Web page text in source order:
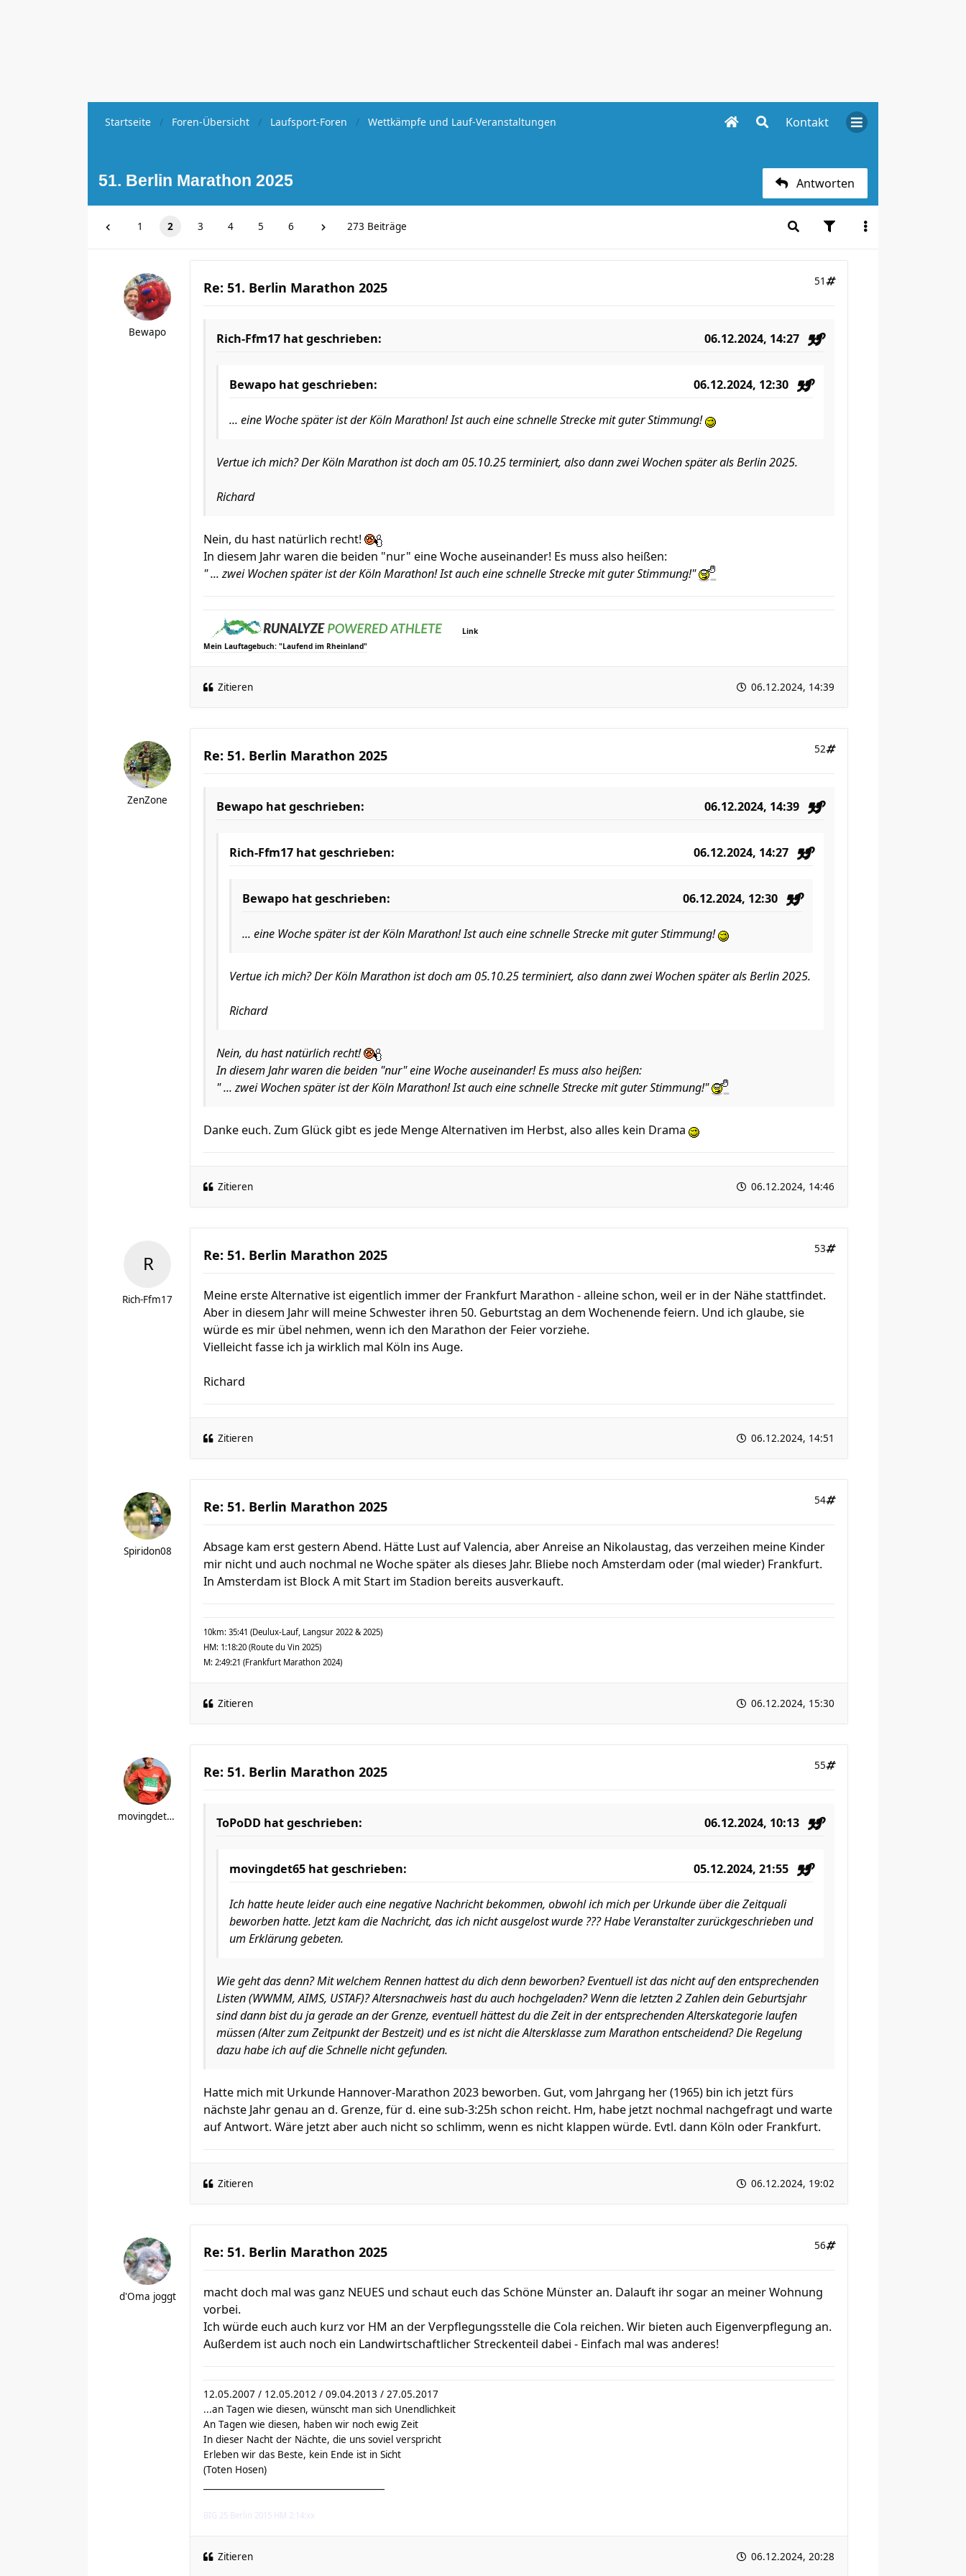
Kontakt
Startseite Foren-Übersicht Laufsport-Foren Wettkämpfe und Lauf-Veranstaltungen
51. Berlin Marathon 2025 Antworten
1 2 3 4 5 6 273 Beiträge
Bewapo
Re: 51. Berlin Marathon 2025 51
Rich-Ffm17 hat geschrieben: 06.12.2024, 14:27
Bewapo hat geschrieben: 06.12.2024, 12:30
... eine Woche später ist der Köln Marathon! Ist auch eine schnelle Strecke mit guter Stimmung!
Vertue ich mich? Der Köln Marathon ist doch am 05.10.25 terminiert, also dann zwei Wochen später als Berlin 2025.
Richard
Nein, du hast natürlich recht!
In diesem Jahr waren die beiden "nur" eine Woche auseinander! Es muss also heißen:
" ... zwei Wochen später ist der Köln Marathon! Ist auch eine schnelle Strecke mit guter Stimmung!"
Link
Mein Lauftagebuch: "Laufend im Rheinland"
Zitieren 06.12.2024, 14:39
ZenZone
Re: 51. Berlin Marathon 2025 52
Bewapo hat geschrieben: 06.12.2024, 14:39
Rich-Ffm17 hat geschrieben: 06.12.2024, 14:27
Bewapo hat geschrieben: 06.12.2024, 12:30
... eine Woche später ist der Köln Marathon! Ist auch eine schnelle Strecke mit guter Stimmung!
Vertue ich mich? Der Köln Marathon ist doch am 05.10.25 terminiert, also dann zwei Wochen später als Berlin 2025.
Richard
Nein, du hast natürlich recht!
In diesem Jahr waren die beiden "nur" eine Woche auseinander! Es muss also heißen:
" ... zwei Wochen später ist der Köln Marathon! Ist auch eine schnelle Strecke mit guter Stimmung!"
Danke euch. Zum Glück gibt es jede Menge Alternativen im Herbst, also alles kein Drama
Zitieren 06.12.2024, 14:46
Rich-Ffm17
Re: 51. Berlin Marathon 2025 53
Meine erste Alternative ist eigentlich immer der Frankfurt Marathon - alleine schon, weil er in der Nähe stattfindet.
Aber in diesem Jahr will meine Schwester ihren 50. Geburtstag an dem Wochenende feiern. Und ich glaube, sie
würde es mir übel nehmen, wenn ich den Marathon der Feier vorziehe.
Vielleicht fasse ich ja wirklich mal Köln ins Auge.
Richard
Zitieren 06.12.2024, 14:51
Spiridon08
Re: 51. Berlin Marathon 2025 54
Absage kam erst gestern Abend. Hätte Lust auf Valencia, aber Anreise an Nikolaustag, das verzeihen meine Kinder
mir nicht und auch nochmal ne Woche später als dieses Jahr. Bliebe noch Amsterdam oder (mal wieder) Frankfurt.
In Amsterdam ist Block A mit Start im Stadion bereits ausverkauft.
10km: 35:41 (Deulux-Lauf, Langsur 2022 & 2025)
HM: 1:18:20 (Route du Vin 2025)
M: 2:49:21 (Frankfurt Marathon 2024)
Zitieren 06.12.2024, 15:30
movingdet65
Re: 51. Berlin Marathon 2025 55
ToPoDD hat geschrieben: 06.12.2024, 10:13
movingdet65 hat geschrieben: 05.12.2024, 21:55
Ich hatte heute leider auch eine negative Nachricht bekommen, obwohl ich mich per Urkunde über die Zeitquali
beworben hatte. Jetzt kam die Nachricht, das ich nicht ausgelost wurde ??? Habe Veranstalter zurückgeschrieben und
um Erklärung gebeten.
Wie geht das denn? Mit welchem Rennen hattest du dich denn beworben? Eventuell ist das nicht auf den entsprechenden
Listen (WWMM, AIMS, USTAF)? Altersnachweis hast du auch hochgeladen? Wenn die letzten 2 Zahlen dein Geburtsjahr
sind dann bist du ja gerade an der Grenze, eventuell hättest du die Zeit in der entsprechenden Alterskategorie laufen
müssen (Alter zum Zeitpunkt der Bestzeit) und es ist nicht die Altersklasse zum Marathon entscheidend? Die Regelung
dazu habe ich auf die Schnelle nicht gefunden.
Hatte mich mit Urkunde Hannover-Marathon 2023 beworben. Gut, vom Jahrgang her (1965) bin ich jetzt fürs
nächste Jahr genau an d. Grenze, für d. eine sub-3:25h schon reicht. Hm, habe jetzt nochmal nachgefragt und warte
auf Antwort. Wäre jetzt aber auch nicht so schlimm, wenn es nicht klappen würde. Evtl. dann Köln oder Frankfurt.
Zitieren 06.12.2024, 19:02
d'Oma joggt
Re: 51. Berlin Marathon 2025 56
macht doch mal was ganz NEUES und schaut euch das Schöne Münster an. Dalauft ihr sogar an meiner Wohnung
vorbei.
Ich würde euch auch kurz vor HM an der Verpflegungsstelle die Cola reichen. Wir bieten auch Eigenverpflegung an.
Außerdem ist auch noch ein Landwirtschaftlicher Streckenteil dabei - Einfach mal was anderes!
12.05.2007 / 12.05.2012 / 09.04.2013 / 27.05.2017
...an Tagen wie diesen, wünscht man sich Unendlichkeit
An Tagen wie diesen, haben wir noch ewig Zeit
In dieser Nacht der Nächte, die uns soviel verspricht
Erleben wir das Beste, kein Ende ist in Sicht
(Toten Hosen)
BIG 25 Berlin 2015 HM 2:14:xx
Zitieren 06.12.2024, 20:28